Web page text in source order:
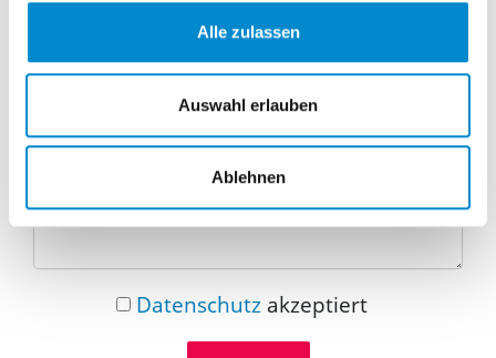
Alle zulassen
Auswahl erlauben
Ablehnen
Nachricht
Datenschutzakzeptiert